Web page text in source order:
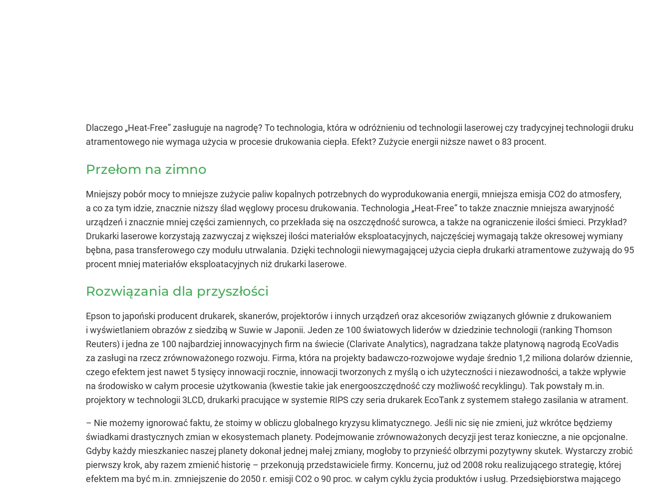
Dlaczego „Heat-Free” zasługuje na nagrodę? To technologia, która w odróżnieniu od technologii laserowej czy tradycyjnej technologii druku
atramentowego nie wymaga użycia w procesie drukowania ciepła. Efekt? Zużycie energii niższe nawet o 83 procent.
Przełom na zimno
Mniejszy pobór mocy to mniejsze zużycie paliw kopalnych potrzebnych do wyprodukowania energii, mniejsza emisja CO2 do atmosfery,
a co za tym idzie, znacznie niższy ślad węglowy procesu drukowania. Technologia „Heat-Free” to także znacznie mniejsza awaryjność
urządzeń i znacznie mniej części zamiennych, co przekłada się na oszczędność surowca, a także na ograniczenie ilości śmieci. Przykład?
Drukarki laserowe korzystają zazwyczaj z większej ilości materiałów eksploatacyjnych, najczęściej wymagają także okresowej wymiany
bębna, pasa transferowego czy modułu utrwalania. Dzięki technologii niewymagającej użycia ciepła drukarki atramentowe zużywają do 95
procent mniej materiałów eksploatacyjnych niż drukarki laserowe.
Rozwiązania dla przyszłości
Epson to japoński producent drukarek, skanerów, projektorów i innych urządzeń oraz akcesoriów związanych głównie z drukowaniem
i wyświetlaniem obrazów z siedzibą w Suwie w Japonii. Jeden ze 100 światowych liderów w dziedzinie technologii (ranking Thomson
Reuters) i jedna ze 100 najbardziej innowacyjnych firm na świecie (Clarivate Analytics), nagradzana także platynową nagrodą EcoVadis
za zasługi na rzecz zrównoważonego rozwoju. Firma, która na projekty badawczo-rozwojowe wydaje średnio 1,2 miliona dolarów dziennie,
czego efektem jest nawet 5 tysięcy innowacji rocznie, innowacji tworzonych z myślą o ich użyteczności i niezawodności, a także wpływie
na środowisko w całym procesie użytkowania (kwestie takie jak energooszczędność czy możliwość recyklingu). Tak powstały m.in.
projektory w technologii 3LCD, drukarki pracujące w systemie RIPS czy seria drukarek EcoTank z systemem stałego zasilania w atrament.
– Nie możemy ignorować faktu, że stoimy w obliczu globalnego kryzysu klimatycznego. Jeśli nic się nie zmieni, już wkrótce będziemy
świadkami drastycznych zmian w ekosystemach planety. Podejmowanie zrównoważonych decyzji jest teraz konieczne, a nie opcjonalne.
Gdyby każdy mieszkaniec naszej planety dokonał jednej małej zmiany, mogłoby to przynieść olbrzymi pozytywny skutek. Wystarczy zrobić
pierwszy krok, aby razem zmienić historię – przekonują przedstawiciele firmy. Koncernu, już od 2008 roku realizującego strategię, której
efektem ma być m.in. zmniejszenie do 2050 r. emisji CO2 o 90 proc. w całym cyklu życia produktów i usług. Przedsiębiorstwa mającego